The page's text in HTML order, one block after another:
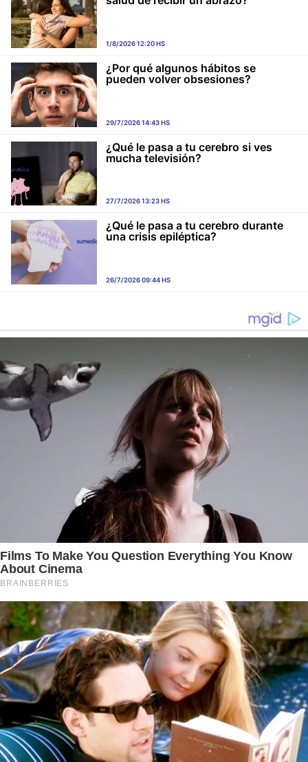
1/8/2026 12:20 HS
¿Por qué algunos hábitos se
pueden volver obsesiones?
29/7/2026 14:43 HS
¿Qué le pasa a tu cerebro si ves
mucha televisión?
27/7/2026 13:23 HS
¿Qué le pasa a tu cerebro durante
una crisis epiléptica?
26/7/2026 09:44 HS